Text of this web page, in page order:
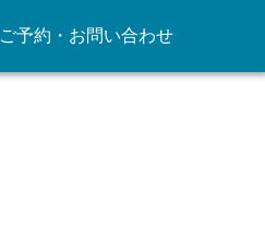
ご予約・お問い合わせ